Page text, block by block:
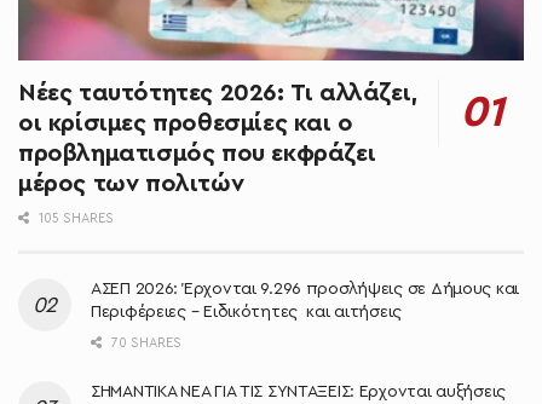
Νέες ταυτότητες 2026: Τι αλλάζει,
οι κρίσιμες προθεσμίες και ο
προβληματισμός που εκφράζει
μέρος των πολιτών
105 SHARES
ΑΣΕΠ 2026: Έρχονται 9.296 προσλήψεις σε Δήμους και
Περιφέρειες – Ειδικότητες και αιτήσεις
70 SHARES
ΣΗΜΑΝΤΙΚΑ ΝΕΑ ΓΙΑ ΤΙΣ ΣΥΝΤΑΞΕΙΣ: Έρχονται αυξήσεις